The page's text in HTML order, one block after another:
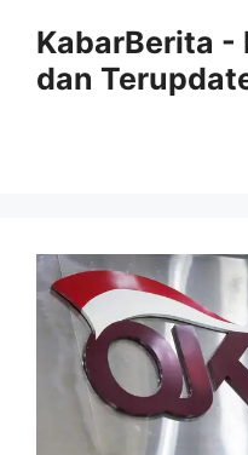
KabarBerita -
dan